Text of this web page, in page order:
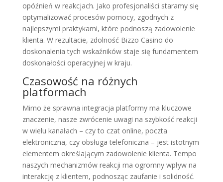
opóźnień w reakcjach. Jako profesjonaliści staramy się
optymalizować procesów pomocy, zgodnych z
najlepszymi praktykami, które podnoszą zadowolenie
klienta. W rezultacie, zdolność Bizzo Casino do
doskonalenia tych wskaźników staje się fundamentem
doskonałości operacyjnej w kraju.
Czasowość na różnych
platformach
Mimo że sprawna integracja platformy ma kluczowe
znaczenie, nasze zwrócenie uwagi na szybkość reakcji
w wielu kanałach – czy to czat online, poczta
elektroniczna, czy obsługa telefoniczna – jest istotnym
elementem określającym zadowolenie klienta. Tempo
naszych mechanizmów reakcji ma ogromny wpływ na
interakcję z klientem, podnosząc zaufanie i solidność.